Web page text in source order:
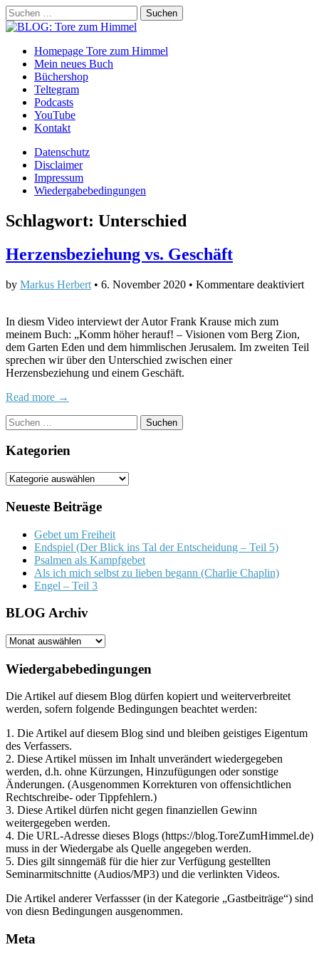
Suchen
nach:
Main
menu
Skip
content
Homepage Tore zum Himmel
Mein neues Buch
Büchershop
Teltegram
Podcasts
YouTube
Kontakt
Sub
menu
Datenschutz
Disclaimer
Impressum
Wiedergabebedingungen
Schlagwort: Unterschied
Herzensbeziehung vs. Geschäft
by Markus Herbert • 6. November 2020 • Kommentare deaktiviertfür
In diesm Video interviewt der Autor Frank Krause mich zum
meinem Buch: „Komm höher herauf! – Visionen vom Berg Zion,
dem Garten Eden und dem himmlischen Jerusalem. Im zweiten Teil
sprechen wir über den Unterschied zwischen einer
Herzensbeziehung und einem Geschäft.
Read more →
Suchen
nach:
Kategorien
Kategorien
Neueste Beiträge
Gebet um Freiheit
Endspiel (Der Blick ins Tal der Entscheidung – Teil 5)
Psalmen als Kampfgebet
Als ich mich selbst zu lieben begann (Charlie Chaplin)
Engel – Teil 3
BLOG Archiv
BLOG
Wiedergabebedingungen
Die Artikel auf diesem Blog dürfen kopiert und weiterverbreitet
werden, sofern folgende Bedingungen beachtet werden:
1. Die Artikel auf diesem Blog sind und bleiben geistiges Eigentum
des Verfassers.
2. Diese Artikel müssen im Inhalt unverändert wiedergegeben
werden, d.h. ohne Kürzungen, Hinzufügungen oder sonstige
Änderungen. (Ausgenommen Korrekturen von offensichtlichen
Rechtschreibe- oder Tippfehlern.)
3. Diese Artikel dürfen nicht gegen finanziellen Gewinn
weitergegeben werden.
4. Die URL-Adresse dieses Blogs (https://blog.ToreZumHimmel.de)
muss in der Wiedergabe als Quelle angegeben werden.
5. Dies gilt sinngemäß für die hier zur Verfügung gestellten
Seminarmitschnitte (Audios/MP3) und die verlinkten Videos.
Die Artikel anderer Verfassser (in der Kategorie „Gastbeiträge“) sind
von diesn Bedingungen ausgenommen.
Meta